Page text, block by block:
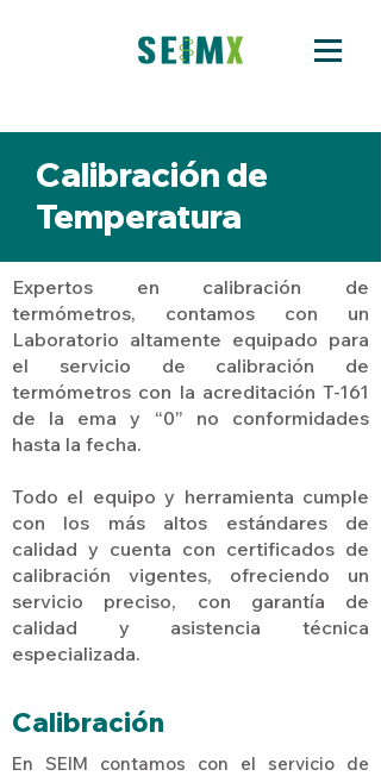
Calibración de
Temperatura
Expertos en calibración de
termómetros, contamos con un
Laboratorio altamente equipado para
el servicio de calibración de
termómetros con la acreditación T-161
de la ema y “0” no conformidades
hasta la fecha.
Todo el equipo y herramienta cumple
con los más altos estándares de
calidad y cuenta con certificados de
calibración vigentes, ofreciendo un
servicio preciso, con garantía de
calidad y asistencia técnica
especializada.
Calibración
En SEIM contamos con el servicio de